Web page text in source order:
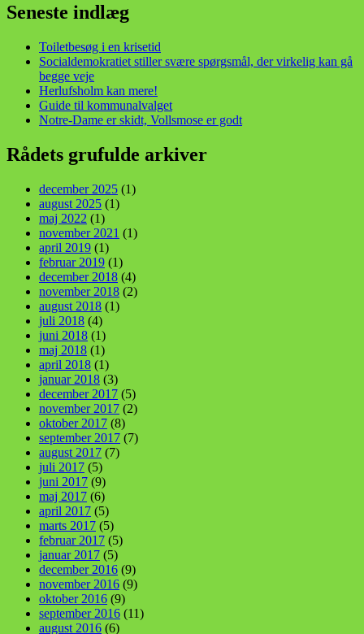
Seneste indlæg
Toiletbesøg i en krisetid
Socialdemokratiet stiller svære spørgsmål, der virkelig kan gå
begge veje
Herlufsholm kan mere!
Guide til kommunalvalget
Notre-Dame er skidt, Vollsmose er godt
Rådets grufulde arkiver
december 2025 (1)
august 2025 (1)
maj 2022 (1)
november 2021 (1)
april 2019 (1)
februar 2019 (1)
december 2018 (4)
november 2018 (2)
august 2018 (1)
juli 2018 (4)
juni 2018 (1)
maj 2018 (1)
april 2018 (1)
januar 2018 (3)
december 2017 (5)
november 2017 (2)
oktober 2017 (8)
september 2017 (7)
august 2017 (7)
juli 2017 (5)
juni 2017 (9)
maj 2017 (6)
april 2017 (5)
marts 2017 (5)
februar 2017 (5)
januar 2017 (5)
december 2016 (9)
november 2016 (9)
oktober 2016 (9)
september 2016 (11)
august 2016 (6)